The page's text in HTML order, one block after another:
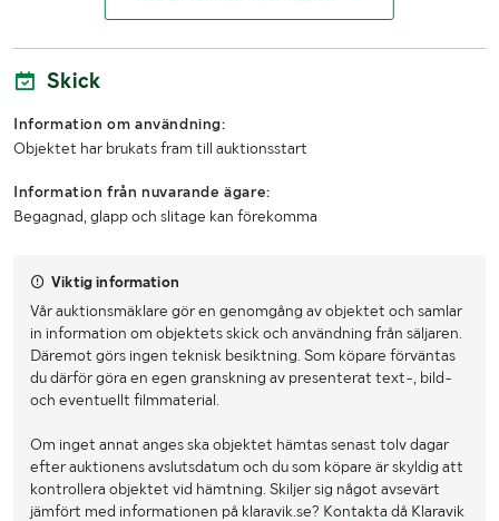
Höjd
Djup
LASTHJÄLPSINFORMATION:
Skick
Information om användning:
Objektet har brukats fram till auktionsstart
Information från nuvarande ägare:
Begagnad, glapp och slitage kan förekomma
Viktig information
Vår auktionsmäklare gör en genomgång av objektet och samlar
in information om objektets skick och användning från säljaren.
Däremot görs ingen teknisk besiktning. Som köpare förväntas
du därför göra en egen granskning av presenterat text-, bild-
och eventuellt filmmaterial.
Om inget annat anges ska objektet hämtas senast tolv dagar
efter auktionens avslutsdatum och du som köpare är skyldig att
kontrollera objektet vid hämtning. Skiljer sig något avsevärt
jämfört med informationen på klaravik.se? Kontakta då Klaravik